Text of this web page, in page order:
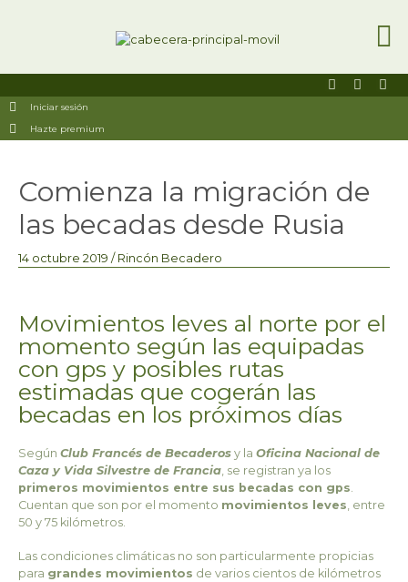
F
a
b
q
u
I
n
a
m
U
s
s
Iniciar sesión
Hazte premium
Comienza la migración de
las becadas desde Rusia
14 octubre 2019 / Rincón Becadero
Movimientos leves al norte por el
momento según las equipadas
con gps y posibles rutas
estimadas que cogerán las
becadas en los próximos días
Según Club Francés de Becaderos y la Oficina Nacional de
Caza y Vida Silvestre de Francia, se registran ya los
primeros movimientos entre sus becadas con gps.
Cuentan que son por el momento movimientos leves, entre
50 y 75 kilómetros.
Las condiciones climáticas no son particularmente propicias
para grandes movimientos de varios cientos de kilómetros
de
entradas